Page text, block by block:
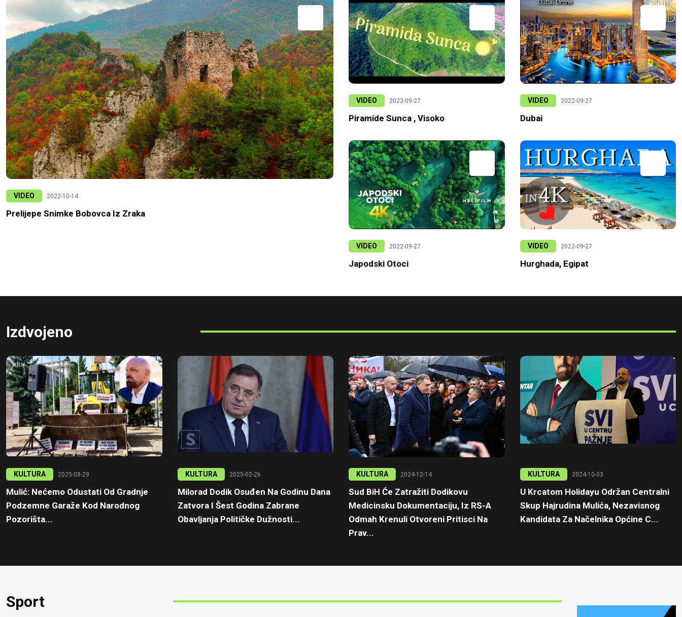
VIDEO 2022-10-14
Prelijepe Snimke Bobovca Iz Zraka
VIDEO 2022-09-27
Piramide Sunca , Visoko
VIDEO 2022-09-27
Japodski Otoci
VIDEO 2022-09-27
Dubai
VIDEO 2022-09-27
Hurghada, Egipat
Izdvojeno
KULTURA 2025-08-29
Mulić: Nećemo Odustati Od Gradnje
Podzemne Garaže Kod Narodnog
Pozorišta...
KULTURA 2025-02-26
Milorad Dodik Osuđen Na Godinu Dana
Zatvora I Šest Godina Zabrane
Obavljanja Političke Dužnosti...
KULTURA 2024-12-14
Sud BiH Će Zatražiti Dodikovu
Medicinsku Dokumentaciju, Iz RS-A
Odmah Krenuli Otvoreni Pritisci Na
Prav...
KULTURA 2024-10-03
U Krcatom Holidayu Održan Centralni
Skup Hajrudina Mulića, Nezavisnog
Kandidata Za Načelnika Općine C...
Sport